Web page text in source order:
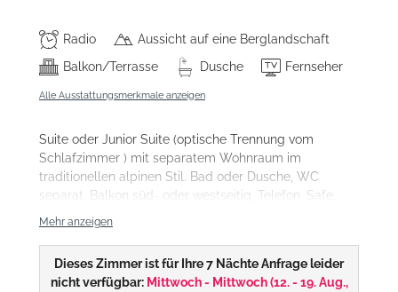
Radio
Aussicht auf eine Berglandschaft
Balkon/Terrasse
Dusche Fernseher
Alle Ausstattungsmerkmale anzeigen
Suite oder Junior Suite (optische Trennung vom
Schlafzimmer ) mit separatem Wohnraum im
traditionellen alpinen Stil. Bad oder Dusche, WC
separat, Balkon süd- oder westseitig, Telefon, Safe,
Haarfön, 2 Sat TV, Wellnesskorb mit Poolhandtuch und
Bademantel, teilweise Minibar.
Mehr anzeigen
Dieses Zimmer ist für Ihre 7 Nächte Anfrage leider
nicht verfügbar: Mittwoch - Mittwoch(12. - 19. Aug.,